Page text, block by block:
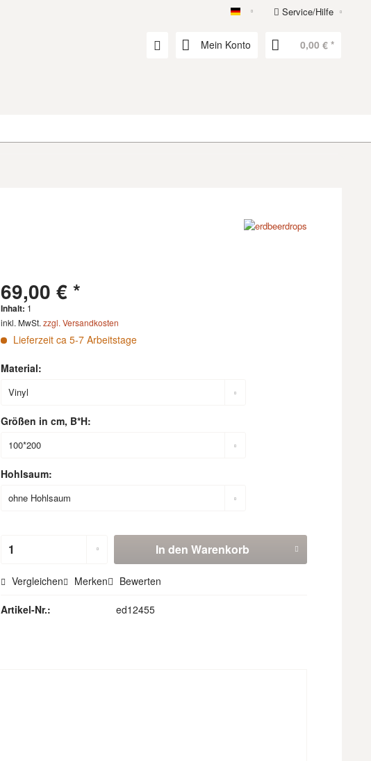
erdbeerdropsService/Hilfe
Mein Konto 0,00 € *
69,00 € *
Inhalt: 1
inkl. MwSt.zzgl. Versandkosten
Lieferzeit ca 5-7 Arbeitstage
Material:
Größen in cm, B*H:
Hohlsaum:
In den Warenkorb
Vergleichen Merken Bewerten
Artikel-Nr.: ed12455